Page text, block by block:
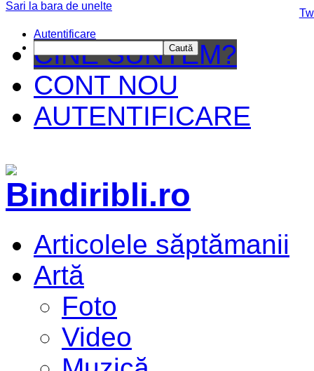
CINE SUNTEM?
CONT NOU
AUTENTIFICARE
Articolele săptămanii
Artă
Foto
Video
Sari la bara de unelte
Autentificare
Caută